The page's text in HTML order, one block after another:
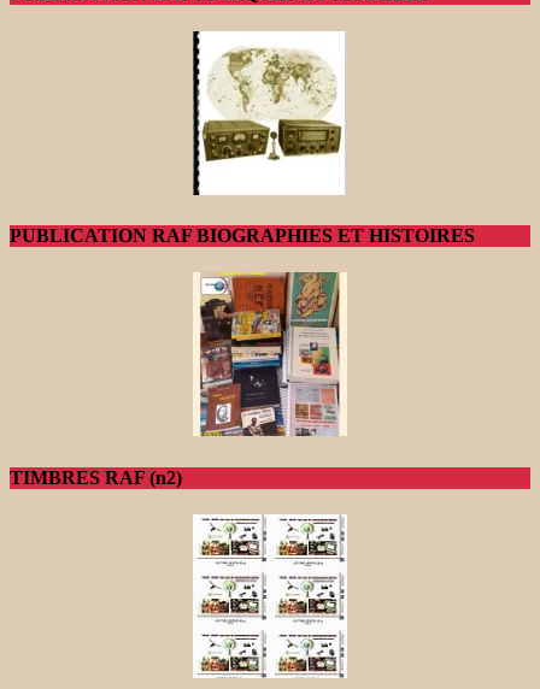
PUBLICATION RAF BIOGRAPHIES ET HISTOIRES
TIMBRES RAF (n2)